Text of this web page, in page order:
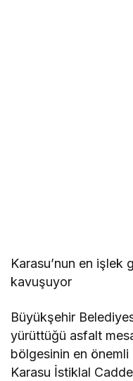
Karasu’nun en işlek
kavuşuyor
Büyükşehir
yürüttüğü asfalt
bölgesinin en önemli
Karasu İstiklal